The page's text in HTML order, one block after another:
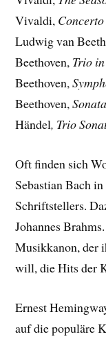
Vivaldi,
Ludwig van
Beethoven, Trio
Beethoven,
Beethoven,
Händel, Trio
Oft finden sich
Sebastian Bach
Schriftstellers.
Johannes
Musikkanon, der
will, die Hits der
Ernest
auf die populäre